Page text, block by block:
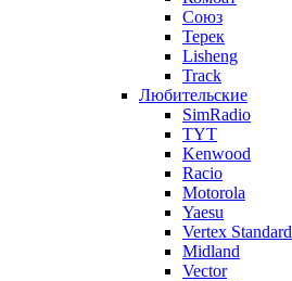
Союз
Терек
Lisheng
Track
Любительские
SimRadio
TYT
Kenwood
Racio
Motorola
Yaesu
Vertex Standard
Midland
Vector